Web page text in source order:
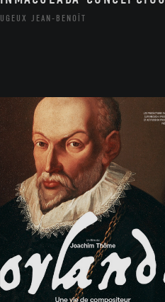
UGEUX JEAN-BENOÎT